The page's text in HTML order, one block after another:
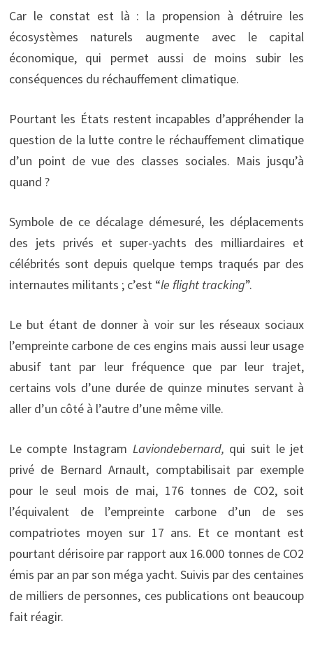
Car le constat est là : la propension à détruire les
écosystèmes naturels augmente avec le capital
économique, qui permet aussi de moins subir les
conséquences du réchauffement climatique.
Pourtant les États restent incapables d’appréhender la
question de la lutte contre le réchauffement climatique
d’un point de vue des classes sociales. Mais jusqu’à
quand ?
Symbole de ce décalage démesuré, les déplacements
des jets privés et super-yachts des milliardaires et
célébrités sont depuis quelque temps traqués par des
internautes militants ; c’est “le flight tracking”.
Le but étant de donner à voir sur les réseaux sociaux
l’empreinte carbone de ces engins mais aussi leur usage
abusif tant par leur fréquence que par leur trajet,
certains vols d’une durée de quinze minutes servant à
aller d’un côté à l’autre d’une même ville.
Le compte Instagram Laviondebernard, qui suit le jet
privé de Bernard Arnault, comptabilisait par exemple
pour le seul mois de mai, 176 tonnes de CO2, soit
l’équivalent de l’empreinte carbone d’un de ses
compatriotes moyen sur 17 ans. Et ce montant est
pourtant dérisoire par rapport aux 16.000 tonnes de CO2
émis par an par son méga yacht. Suivis par des centaines
de milliers de personnes, ces publications ont beaucoup
fait réagir.